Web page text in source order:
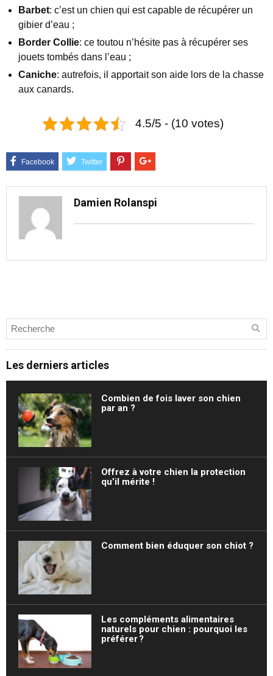
Barbet: c’est un chien qui est capable de récupérer un
gibier d’eau ;
Border Collie: ce toutou n’hésite pas à récupérer ses
jouets tombés dans l’eau ;
Caniche: autrefois, il apportait son aide lors de la chasse
aux canards.
4.5/5 - (10 votes)
Damien Rolanspi
Les derniers articles
Combien de fois laver son chien
par an ?
Offrez à votre chien la protection
qu’il mérite !
Comment bien éduquer son chiot ?
Les compléments alimentaires
naturels pour chien : pourquoi les
préférer ?